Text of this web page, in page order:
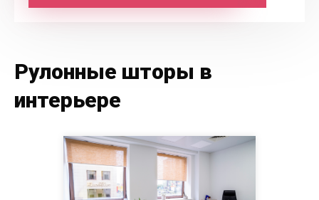
Рулонные шторы в
интерьере